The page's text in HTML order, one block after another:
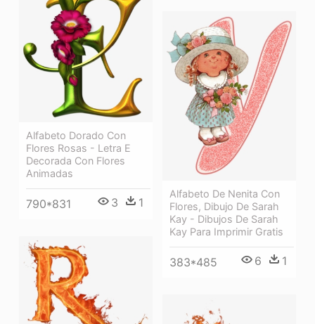
Alfabeto Dorado Con
Flores Rosas - Letra E
Decorada Con Flores
Animadas
790*831 3 1
Alfabeto De Nenita Con
Flores, Dibujo De Sarah
Kay - Dibujos De Sarah
Kay Para Imprimir Gratis
383*485 6 1